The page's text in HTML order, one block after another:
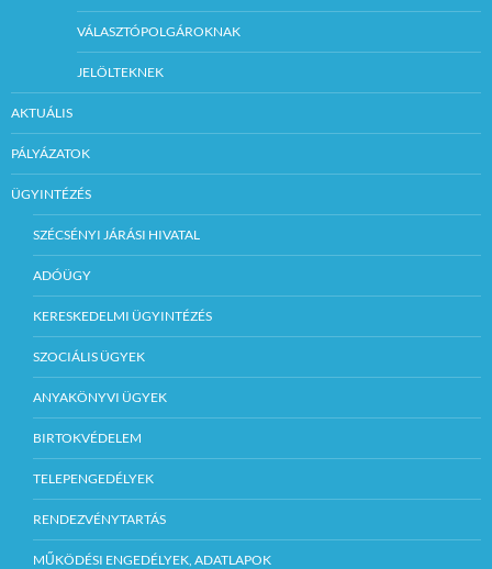
VÁLASZTÓPOLGÁROKNAK
JELÖLTEKNEK
AKTUÁLIS
PÁLYÁZATOK
ÜGYINTÉZÉS
SZÉCSÉNYI JÁRÁSI HIVATAL
ADÓÜGY
KERESKEDELMI ÜGYINTÉZÉS
SZOCIÁLIS ÜGYEK
ANYAKÖNYVI ÜGYEK
BIRTOKVÉDELEM
TELEPENGEDÉLYEK
RENDEZVÉNYTARTÁS
MŰKÖDÉSI ENGEDÉLYEK, ADATLAPOK